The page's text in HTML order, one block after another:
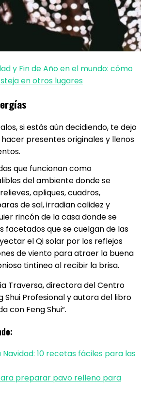
y Fin de Año en el mundo: cómo
en otros lugares
si estás aún decidiendo, te dejo
presentes originales y llenos
que funcionan como
del ambiente donde se
apliques, cuadros,
de sal, irradian calidez y
rincón de la casa donde se
facetados que se cuelgan de las
el Qi solar por los reflejos
de viento para atraer la buena
tintineo al recibir la brisa.
Traversa, directora del Centro
Shui Profesional y autora del libro
con Feng Shui”.
10 recetas fáciles para las
preparar pavo relleno para